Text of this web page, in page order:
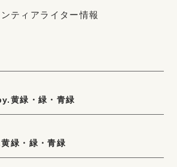
ティアライター情報
黄緑・緑・青緑
緑・緑・青緑